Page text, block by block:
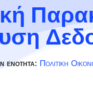
ενότητα: Πολιτική